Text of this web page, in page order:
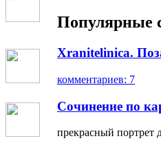
Популярные
Xranitelinica.
комментариев: 7
Сочинение по
прекрасный портрет